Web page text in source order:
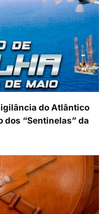
do Atlântico
dos “Sentinelas” da